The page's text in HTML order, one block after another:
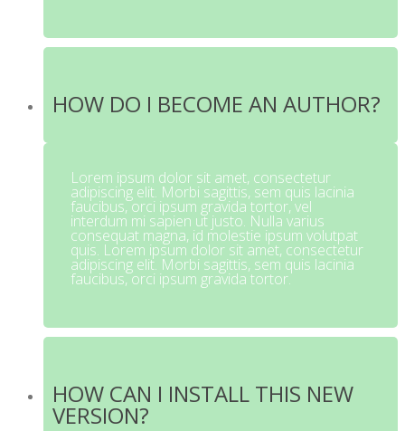
HOW DO I BECOME AN AUTHOR?
Lorem ipsum dolor sit amet, consectetur
adipiscing elit. Morbi sagittis, sem quis lacinia
faucibus, orci ipsum gravida tortor, vel
interdum mi sapien ut justo. Nulla varius
consequat magna, id molestie ipsum volutpat
quis. Lorem ipsum dolor sit amet, consectetur
adipiscing elit. Morbi sagittis, sem quis lacinia
faucibus, orci ipsum gravida tortor.
HOW CAN I INSTALL THIS NEW
VERSION?